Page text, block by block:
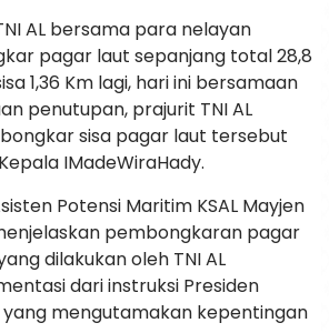
AL bersama para nelayan
pagar laut sepanjang total 28,8
1,36 Km lagi, hari ini bersamaan
penutupan, prajurit TNI AL
sisa pagar laut tersebut
IMadeWiraHady.
Potensi Maritim KSAL Mayjen
pembongkaran pagar
dilakukan oleh TNI AL
dari instruksi Presiden
mengutamakan kepentingan